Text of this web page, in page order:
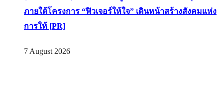
ภายใต้โครงการ “ฟิวเจอร์ให้ใจ” เดินหน้าสร้างสังคมแห่ง
การให้ [PR]
7 August 2026